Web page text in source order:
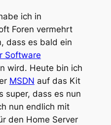
ich in
Foren vermehrt
dass es bald ein
Software
wird. Heute bin ich
MSDN auf das Kit
super, dass es nun
nun endlich mit
den Home Server